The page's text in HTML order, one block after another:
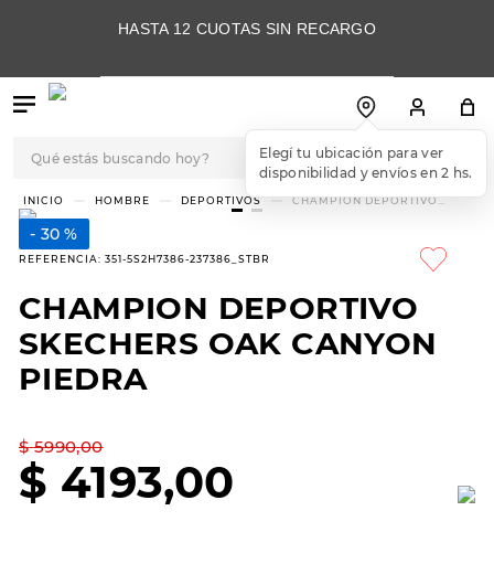
HASTA 12 CUOTAS SIN RECARGO
Elegí tu ubicación para ver
disponibilidad y envíos en 2 hs.
HOMBRE DEPORTIVOS
CHAMPION DEPORTIVO
30 %
REFERENCIA: 351-5S2H7386-237386_STBR
CHAMPION DEPORTIVO
SKECHERS OAK CANYON
PIEDRA
$ 5990,00
$ 4193,00
TÉRMINOS MÁS
BUSCADOS
1.
3.
skechers slip-ins